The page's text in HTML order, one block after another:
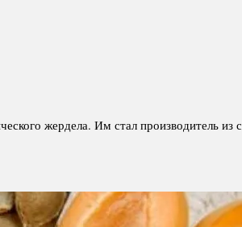
жердела. Им стал производитель